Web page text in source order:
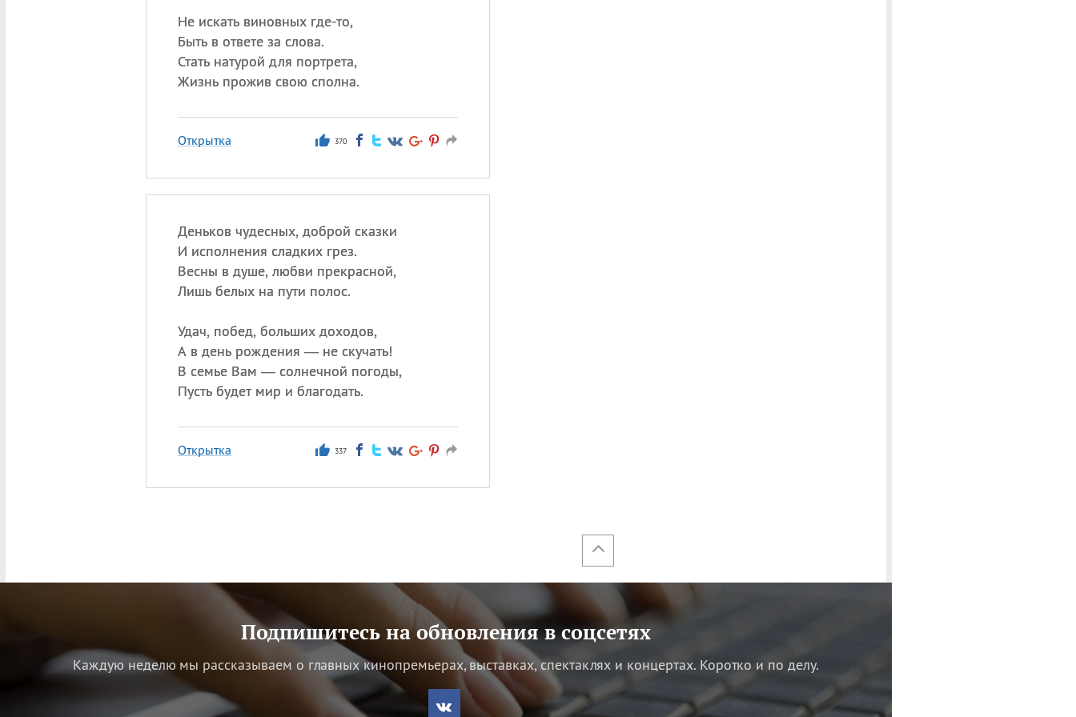
Не искать виновных где-то,
Быть в ответе за слова.
Стать натурой для портрета,
Жизнь прожив свою сполна.
Открытка 370
Деньков чудесных, доброй сказки
И исполнения сладких грез.
Весны в душе, любви прекрасной,
Лишь белых на пути полос.
Удач, побед, больших доходов,
А в день рождения — не скучать!
В семье Вам — солнечной погоды,
Пусть будет мир и благодать.
Открытка 337
Подпишитесь на обновления в соцсетях
Каждую неделю мы рассказываем о главных кинопремьерах, выставках, спектаклях и концертах. Коротко и по делу.